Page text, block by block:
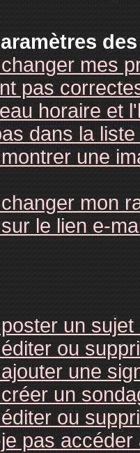
mes
pas
horaire et
dans la liste
une
mon
le lien e-
un
ou
une
un
ou
pas accéder